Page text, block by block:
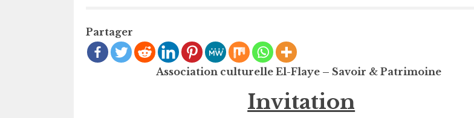
Partager
Association culturelle El-Flaye – Savoir & Patrimoine
Invitation